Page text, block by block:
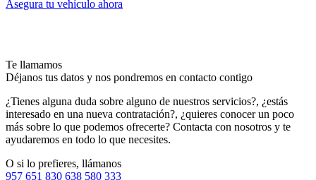
Asegura tu vehículo ahora
Te llamamos
Déjanos tus datos y nos pondremos en contacto contigo
¿Tienes alguna duda sobre alguno de nuestros servicios?, ¿estás
interesado en una nueva contratación?, ¿quieres conocer un poco
más sobre lo que podemos ofrecerte? Contacta con nosotros y te
ayudaremos en todo lo que necesites.
O si lo prefieres, llámanos
957 651 830 638 580 333